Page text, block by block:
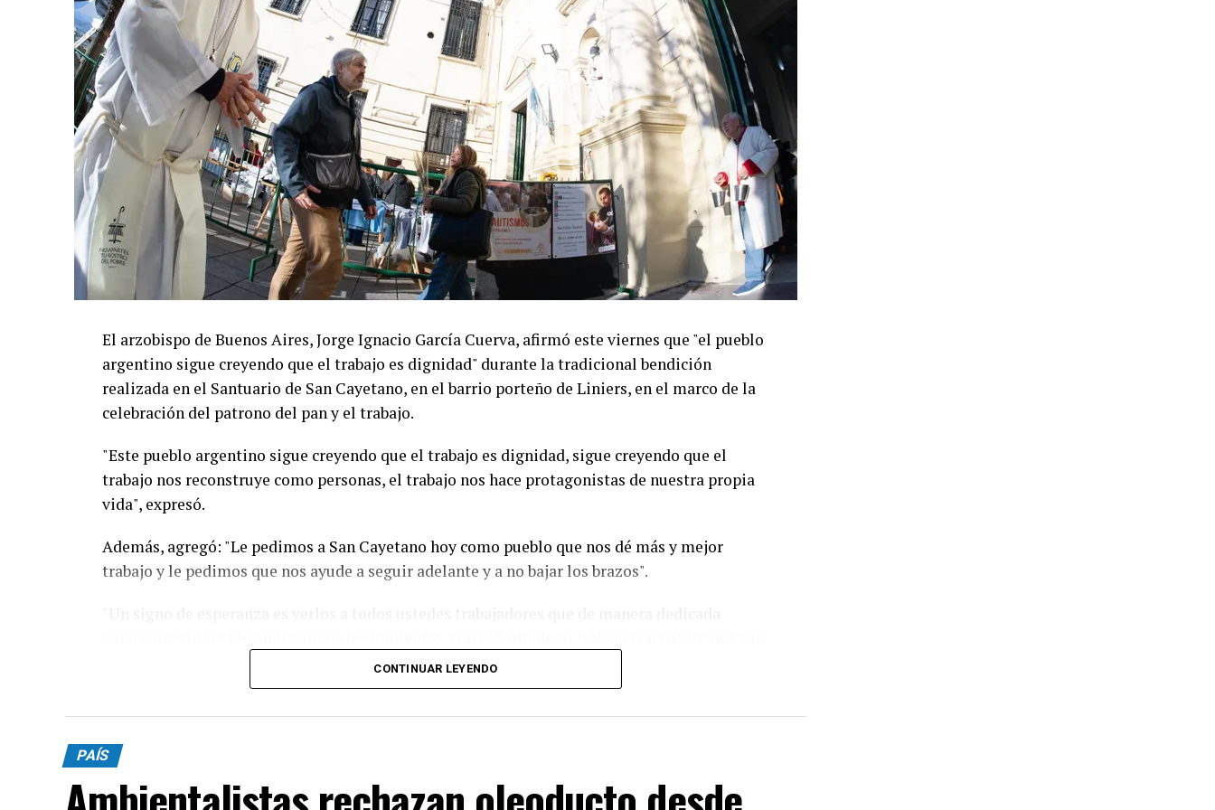
El arzobispo de Buenos Aires, Jorge Ignacio García Cuerva, afirmó este viernes que "el pueblo
argentino sigue creyendo que el trabajo es dignidad" durante la tradicional bendición
realizada en el Santuario de San Cayetano, en el barrio porteño de Liniers, en el marco de la
celebración del patrono del pan y el trabajo.
"Este pueblo argentino sigue creyendo que el trabajo es dignidad, sigue creyendo que el
trabajo nos reconstruye como personas, el trabajo nos hace protagonistas de nuestra propia
vida", expresó.
Además, agregó: "Le pedimos a San Cayetano hoy como pueblo que nos dé más y mejor
trabajo y le pedimos que nos ayude a seguir adelante y a no bajar los brazos".
su corazón queriendo reconstruir seguramente la vida de su familia y la de nuestro país.
Cuando decimos que recibimos la bendición es como cuando nuestros pibes en el barrio
dicen 'bien ahí', Dios hoy está diciendo ‘Bien ahí’”, dijo.
Además, continuó: “Bien ahí porque siguen creyendo en el trabajo, apostando por un futuro
Dios y por eso hacemos esta bendición”.
CONTINUAR LEYENDO
PAÍS